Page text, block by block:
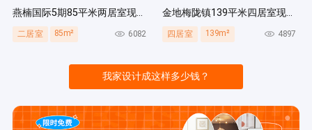
燕楠国际5期85平米两居室现代简约风装修案例
二居室 85m² 6082
金地梅陇镇139平米四居室现代简约风装修案例
四居室 139m² 4897
我家设计成这样多少钱？